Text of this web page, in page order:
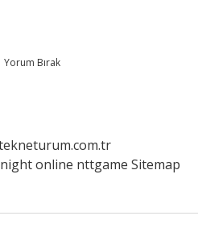
Yorum Bırak
online nttgame Sitemap